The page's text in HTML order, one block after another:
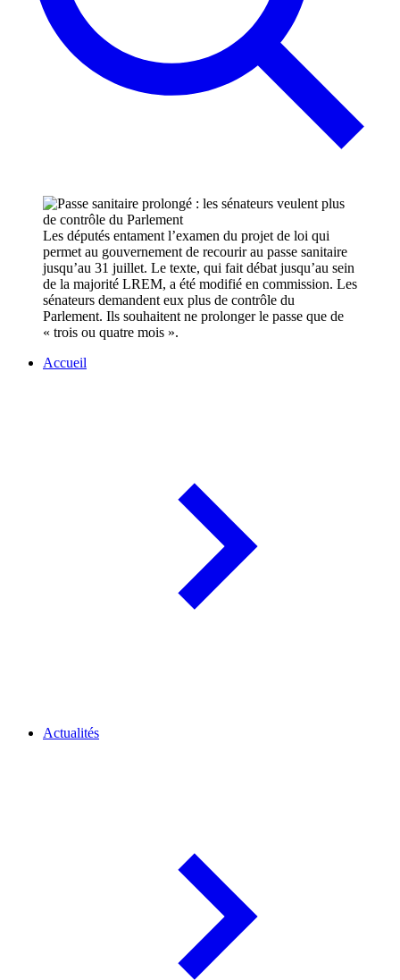
Les députés entament l’examen du projet de loi qui
permet au gouvernement de recourir au passe sanitaire
jusqu’au 31 juillet. Le texte, qui fait débat jusqu’au sein
de la majorité LREM, a été modifié en commission. Les
sénateurs demandent eux plus de contrôle du
Parlement. Ils souhaitent ne prolonger le passe que de
« trois ou quatre mois ».
Accueil
Actualités